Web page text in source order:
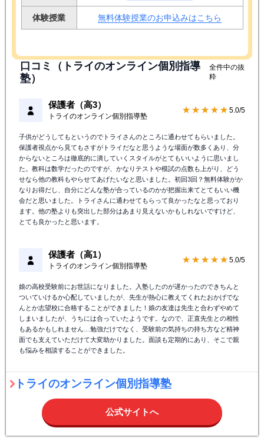
体験授業 無料体験授業のお申込みはこちら
口コミ（トライのオンライン個別指導
塾）
全件中の抜
粋
保護者（高3）
トライのオンライン個別指導塾
★★★★★ 5.0/5
子供がどうしてもというのでトライさんのところに通わせてもらいました。
保護者視点から見てもさすがトライだなと思うような場面が数多くあり、分
からないところは徹底的に潰していくスタイルがとてもいいように思いまし
た。教科は数学だったのですが、かなりテストや模試の点数も上がり、どう
せなら他の教科もやらせてあげたいなと思いました。初回3回？無料体験がか
なりお得だし、自分にどんな塾が合っているのかが把握出来てとてもいい機
会だと思いました。トライさんに通わせてもらって良かったなと思っており
ます。他の塾よりも突出した部分はあまり見えないかもしれないですけど、
とても良かったと思います。
保護者（高1）
トライのオンライン個別指導塾
★★★★★ 5.0/5
娘の高校受験前にお世話になりました。入塾したのが遅かったのできちんと
ついていけるか心配していましたが、先生が熱心に教えてくれたおかげでな
んとか志望校に合格することができました！娘の友達は先生と合わずやめて
しまいましたが、うちには合っていたようです。なので、正直先生との相性
もあるかもしれません…勉強だけでなく、受験前の気持ちの持ち方など精神
面でも支えていただけて大変助かりました。面談も定期的にあり、そこで親
も悩みを相談することができました。
トライのオンライン個別指導塾
公式サイトへ